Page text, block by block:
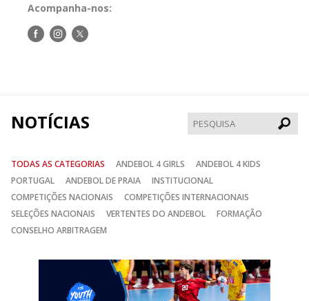
Acompanha-nos:
Siga-Siga-Siga-
NOTÍCIAS
TODAS AS CATEGORIAS ANDEBOL 4 GIRLS
ANDEBOL 4 KIDS
PORTUGAL
ANDEBOL DE PRAIA
INSTITUCIONAL
COMPETIÇÕES NACIONAIS
COMPETIÇÕES INTERNACIONAIS
SELEÇÕES NACIONAIS
VERTENTES DO ANDEBOL
FORMAÇÃO
CONSELHO ARBITRAGEM